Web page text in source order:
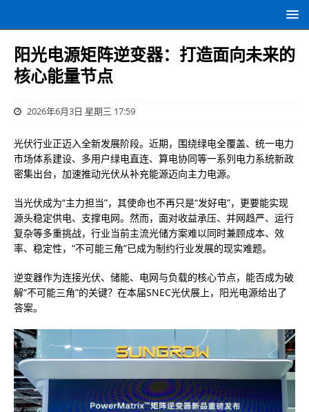
阳光电源矩阵逆变器：打造面向未来的
核心能量节点
2026年6月3日 星期三 17:59
光伏行业正迈入全新发展阶段。近期，围绕绿电全覆盖、统一电力
市场体系建设、多用户绿电直连、算电协同等一系列电力系统新政
密集出台，加速推动光伏从补充能源迈向主力电源。
当光伏成为“主力担当”，其使命也不再只是“发好电”，更要能实现
源头稳定供电、支撑电网。然而，面对收益承压、并网趋严、运行
复杂等多重挑战，行业当前主流光储方案难以同时兼顾成本、效
率、稳定性，“不可能三角”已成为制约行业发展的现实难题。
逆变器作为连接光伏、储能、电网与负载的核心节点，能否成为破
解“不可能三角”的关键？在本届SNEC光伏展上，阳光电源给出了
答案。